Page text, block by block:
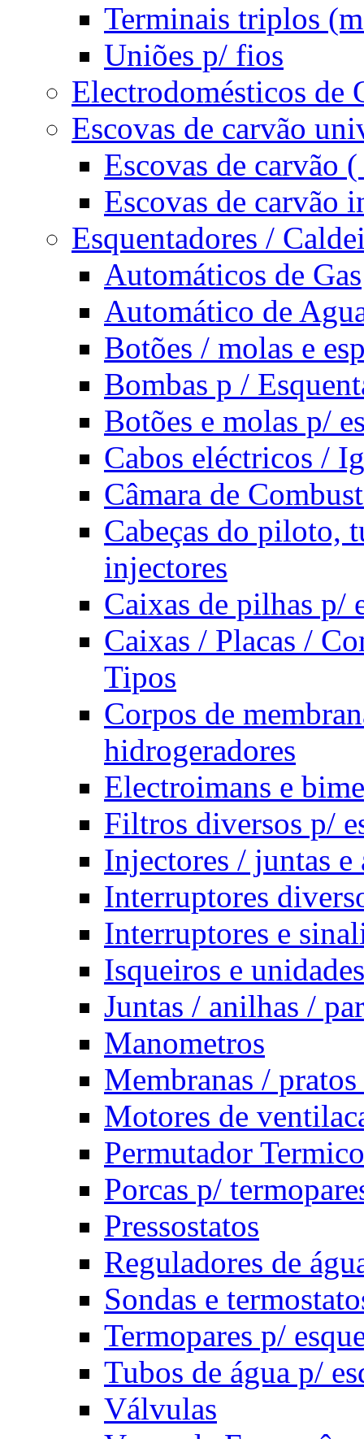
Terminais triplos
Uniões p/ fios
Electrodomésticos de
Escovas de carvão
Escovas de carvão
Escovas de carvão
Esquentadores /
Automáticos de Gas
Automático de
Botões / molas e
Bombas p /
Botões e molas p/
Cabos eléctricos /
Câmara de
Cabeças do piloto,
injectores
Caixas de pilhas p/
Caixas / Placas /
Tipos
Corpos de
hidrogeradores
Electroimans e
Filtros diversos p/
Injectores / juntas e
Interruptores
Interruptores e
Isqueiros e
Juntas / anilhas /
Manometros
Membranas /
Motores de
Permutador Termico
Porcas p/
Pressostatos
Reguladores de
Sondas e
Termopares p/
Tubos de água p/
Válvulas